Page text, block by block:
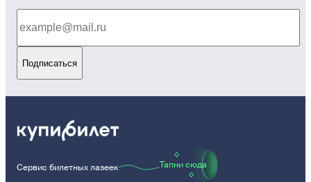
Подписаться
Сервис билетных лазеек Тапни сюда